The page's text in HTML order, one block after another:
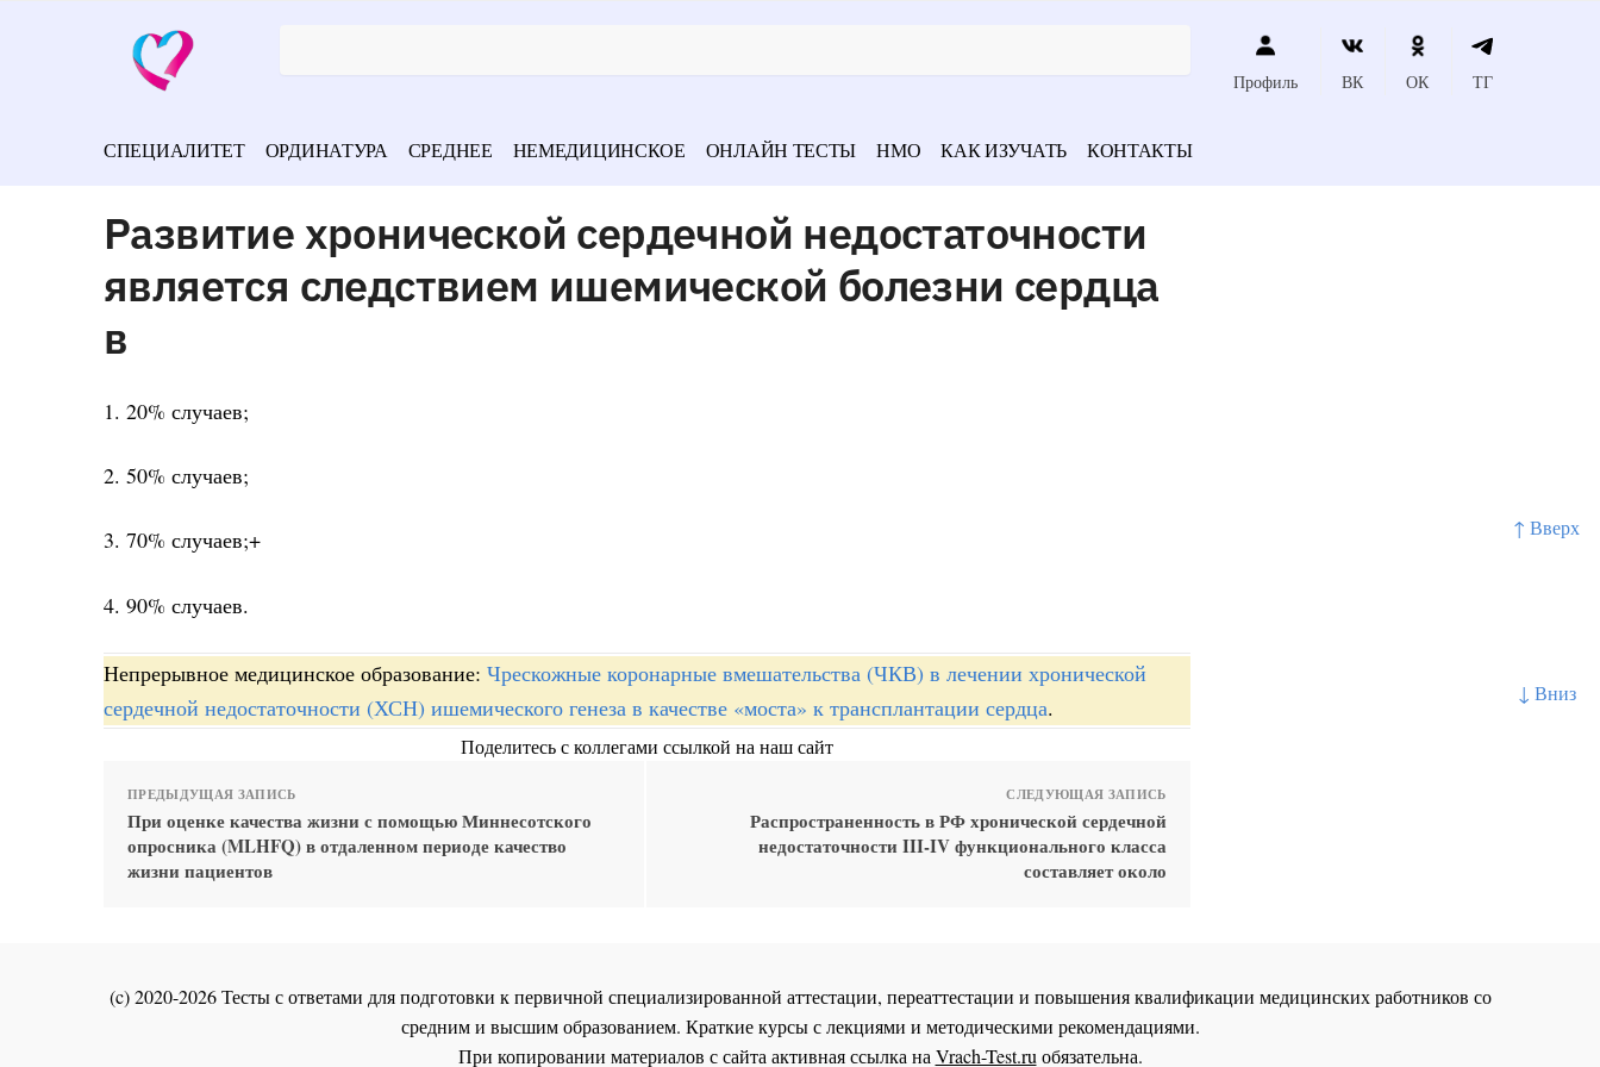
↑ Вверх
↓ Вниз
Профиль ВК ОК ТГ
СПЕЦИАЛИТЕТ ОРДИНАТУРА СРЕДНЕЕ НЕМЕДИЦИНСКОЕ ОНЛАЙН ТЕСТЫ НМО КАК ИЗУЧАТЬ КОНТАКТЫ
Развитие хронической сердечной недостаточности
является следствием ишемической болезни сердца
в
1. 20% случаев;
2. 50% случаев;
3. 70% случаев;+
4. 90% случаев.
Непрерывное медицинское образование: Чрескожные коронарные вмешательства (ЧКВ) в лечении хронической
сердечной недостаточности (ХСН) ишемического генеза в качестве «моста» к трансплантации сердца.
Поделитесь с коллегами ссылкой на наш сайт
ПРЕДЫДУЩАЯ ЗАПИСЬ
При оценке качества жизни с помощью Миннесотского
опросника (MLHFQ) в отдаленном периоде качество
жизни пациентов
СЛЕДУЮЩАЯ ЗАПИСЬ
Распространенность в РФ хронической сердечной
недостаточности III-IV функционального класса
составляет около
(c) 2020-2026 Тесты с ответами для подготовки к первичной специализированной аттестации, переаттестации и повышения квалификации медицинских работников со
средним и высшим образованием. Краткие курсы с лекциями и методическими рекомендациями.
При копировании материалов с сайта активная ссылка наVrach-Test.ruобязательна.